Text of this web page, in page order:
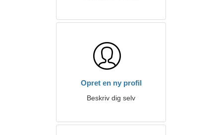
Opret en ny profil
Beskriv dig selv